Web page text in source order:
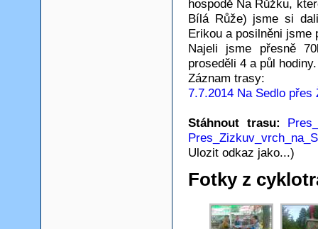
hospodě Na Růžku,
Bílá Růže) jsme si
Erikou a posilněni
Najeli jsme přesně
proseděli 4 a půl hodiny.
Záznam trasy:
7.7.2014 Na Sedlo
Stáhnout trasu:
Ulozit odkaz jako...)
Fotky z